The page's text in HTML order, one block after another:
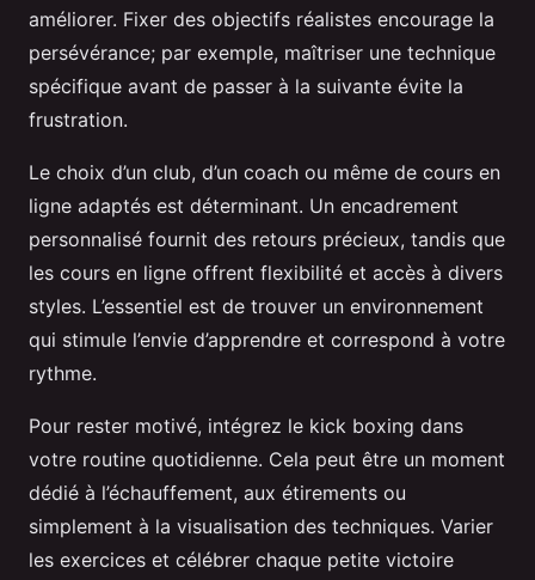
améliorer. Fixer des objectifs réalistes encourage la
persévérance; par exemple, maîtriser une technique
spécifique avant de passer à la suivante évite la
frustration.
Le choix d’un club, d’un coach ou même de cours en
ligne adaptés est déterminant. Un encadrement
personnalisé fournit des retours précieux, tandis que
les cours en ligne offrent flexibilité et accès à divers
styles. L’essentiel est de trouver un environnement
qui stimule l’envie d’apprendre et correspond à votre
rythme.
Pour rester motivé, intégrez le kick boxing dans
votre routine quotidienne. Cela peut être un moment
dédié à l’échauffement, aux étirements ou
simplement à la visualisation des techniques. Varier
les exercices et célébrer chaque petite victoire